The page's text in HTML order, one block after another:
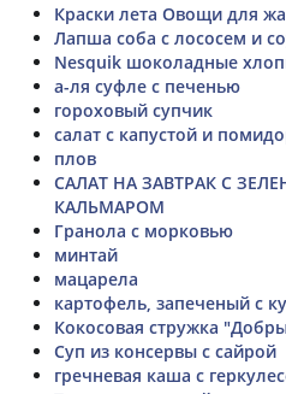
Краски лета Овощи для
Лапша соба с лососем и
Nesquik шоколадные
а-ля суфле с печенью
гороховый супчик
салат с капустой и
плов
САЛАТ НА ЗАВТРАК С
КАЛЬМАРОМ
Гранола с морковью
минтай
мацарела
картофель, запеченый с
Кокосовая стружка
Суп из консервы с сайрой
гречневая каша с